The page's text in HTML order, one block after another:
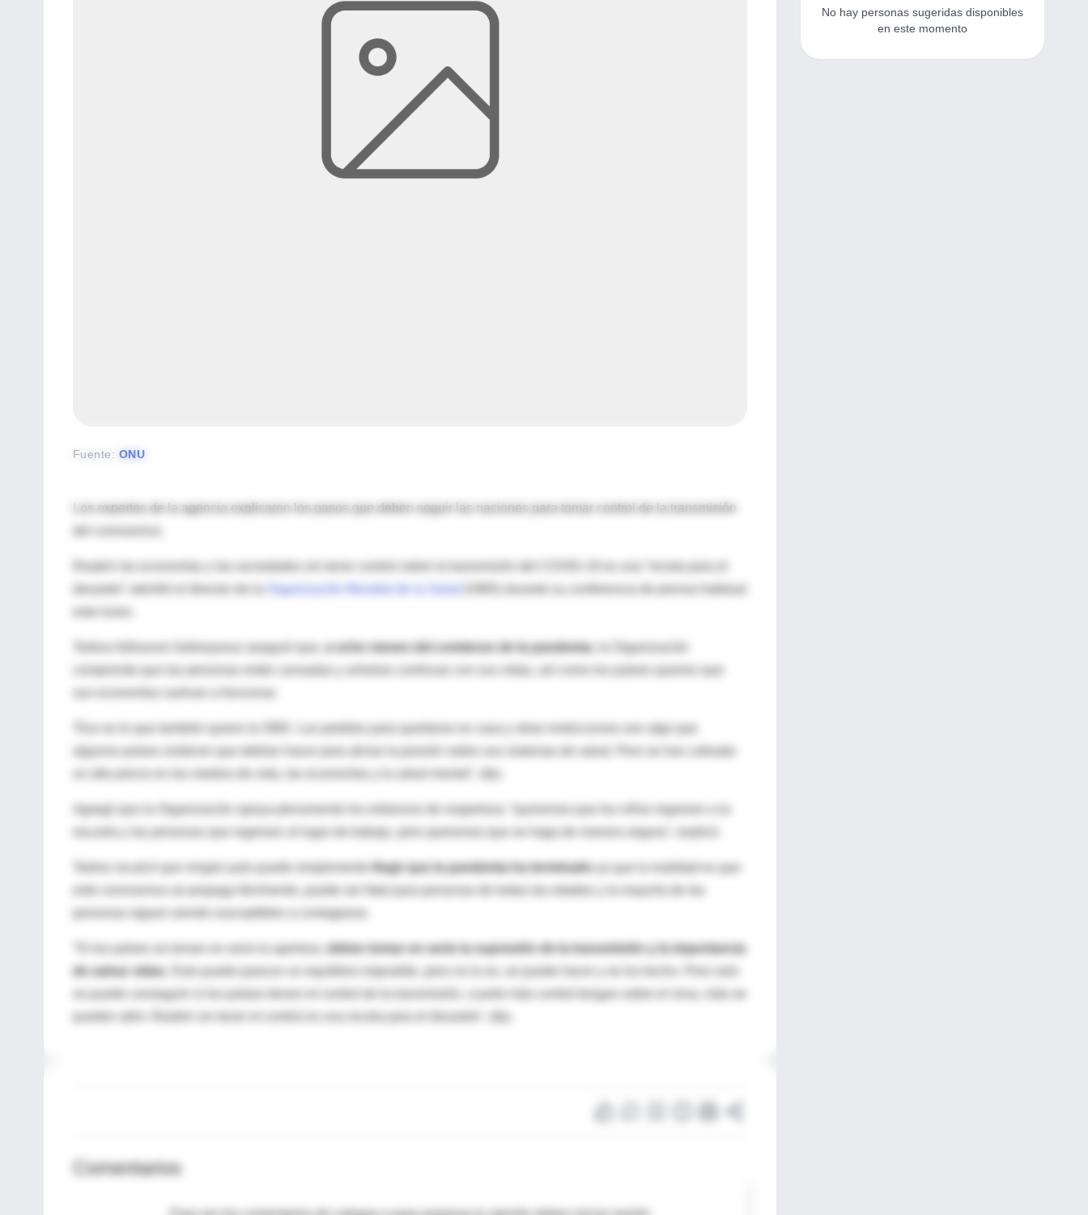
Fuente: ONU
Los expertos de la agencia explicaron los pasos que deben seguir las naciones para tomar control de la transmisión
Organización Mundial de la Salud
Tedros Adhanom Gebreyesus aseguró que, a ocho meses del comienzo de la pandemia
, la Organización
“Eso es lo que también quiere la OMS. Los pedidos para quedarse en casa y otras restricciones son algo que
algunos países sintieron que debían hacer para aliviar la presión sobre sus sistemas de salud. Pero se han cobrado
Agregó que la Organización apoya plenamente los esfuerzos de reapertura: “queremos que los niños regresen a la
escuela y las personas que regresen al lugar de trabajo, pero queremos que se haga de manera segura”, explicó.
Tedros recalcó que ningún país puede simplemente fingir que la pandemia ha terminado
este coronavirus se propaga fácilmente, puede ser fatal para personas de todas las edades y la mayoría de las
personas siguen siendo susceptibles a contagiarse.
“Si los países se toman en serio la apertura,
deben tomar en serio la supresión de la transmisión y la importancia
de salvar vidas
. Esto puede parecer un equilibrio imposible, pero no lo es, se puede hacer y se ha hecho. Pero solo
se puede conseguirr si los países tienen el control de la transmisión, cuanto más control tengan sobre el virus, más se
Comentarios
No hay personas sugeridas disponibles
en este momento